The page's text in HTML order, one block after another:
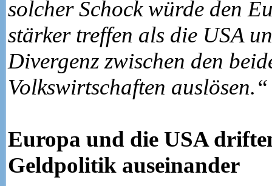
solcher Schock würde den
stärker treffen als die USA
Divergenz zwischen den
Volkswirtschaften auslösen.“
Europa und die USA
Geldpolitik auseinander